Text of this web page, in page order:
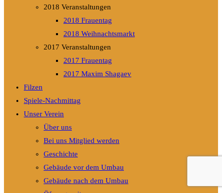
2018 Veranstaltungen
2018 Frauentag
2018 Weihnachtsmarkt
2017 Veranstaltungen
2017 Frauentag
2017 Maxim Shagaev
Filzen
Spiele-Nachmittag
Unser Verein
Über uns
Bei uns Mitglied werden
Geschichte
Gebäude vor dem Umbau
Gebäude nach dem Umbau